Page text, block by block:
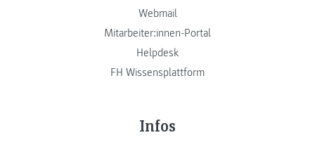
Webmail
Mitarbeiter:innen-Portal
Helpdesk
FH Wissensplattform
Infos